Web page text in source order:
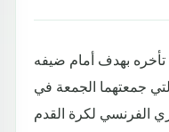
بهدف أمام ضيفه
التي جمعتهما الجمعة في